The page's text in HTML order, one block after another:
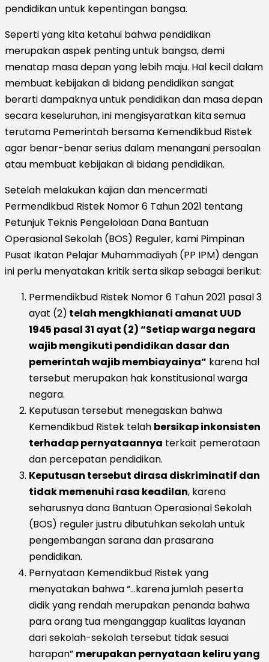
pendidikan untuk kepentingan bangsa.
Seperti yang kita ketahui bahwa pendidikan
merupakan aspek penting untuk bangsa, demi
menatap masa depan yang lebih maju. Hal kecil dalam
membuat kebijakan di bidang pendidikan sangat
berarti dampaknya untuk pendidikan dan masa depan
secara keseluruhan, ini mengisyaratkan kita semua
terutama Pemerintah bersama Kemendikbud Ristek
agar benar-benar serius dalam menangani persoalan
atau membuat kebijakan di bidang pendidikan.
Setelah melakukan kajian dan mencermati
Permendikbud Ristek Nomor 6 Tahun 2021 tentang
Petunjuk Teknis Pengelolaan Dana Bantuan
Operasional Sekolah (BOS) Reguler, kami Pimpinan
Pusat Ikatan Pelajar Muhammadiyah (PP IPM) dengan
ini perlu menyatakan kritik serta sikap sebagai berikut:
Permendikbud Ristek Nomor 6 Tahun 2021 pasal 3
ayat (2) telah mengkhianati amanat UUD
1945 pasal 31 ayat (2) “Setiap warga negara
wajib mengikuti pendidikan dasar dan
pemerintah wajib membiayainya” karena hal
tersebut merupakan hak konstitusional warga
negara.
Keputusan tersebut menegaskan bahwa
Kemendikbud Ristek telah bersikap inkonsisten
terhadap pernyataannya terkait pemerataan
dan percepatan pendidikan.
Keputusan tersebut dirasa diskriminatif dan
tidak memenuhi rasa keadilan, karena
seharusnya dana Bantuan Operasional Sekolah
(BOS) reguler justru dibutuhkan sekolah untuk
pengembangan sarana dan prasarana
pendidikan.
Pernyataan Kemendikbud Ristek yang
menyatakan bahwa “…karena jumlah peserta
didik yang rendah merupakan penanda bahwa
para orang tua menganggap kualitas layanan
dari sekolah-sekolah tersebut tidak sesuai
harapan” merupakan pernyataan keliru yang